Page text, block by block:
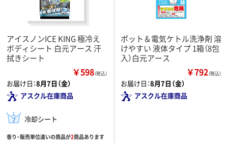
アイスノンICE KING 極冷え
ボディシート 白元アース 汗
拭きシート
￥598（税込）
お届け日：8月7日（金）
アスクル在庫商品
冷却シート
香り・販売単位違いの商品が2商品あります
ポット＆電気ケトル洗浄剤 溶
けやすい 液体タイプ 1箱（8包
入）白元アース
￥792（税込）
お届け日：8月7日（金）
アスクル在庫商品